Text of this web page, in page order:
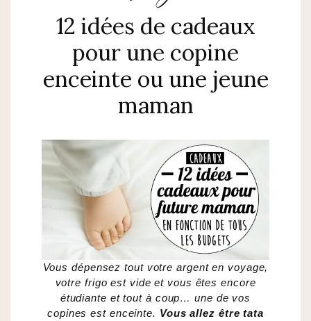
12 idées de cadeaux
pour une copine
enceinte ou une jeune
maman
Vous dépensez tout votre argent en voyage,
votre frigo est vide et vous êtes encore
étudiante et tout à coup… une de vos
copines est enceinte. Vous allez être tata